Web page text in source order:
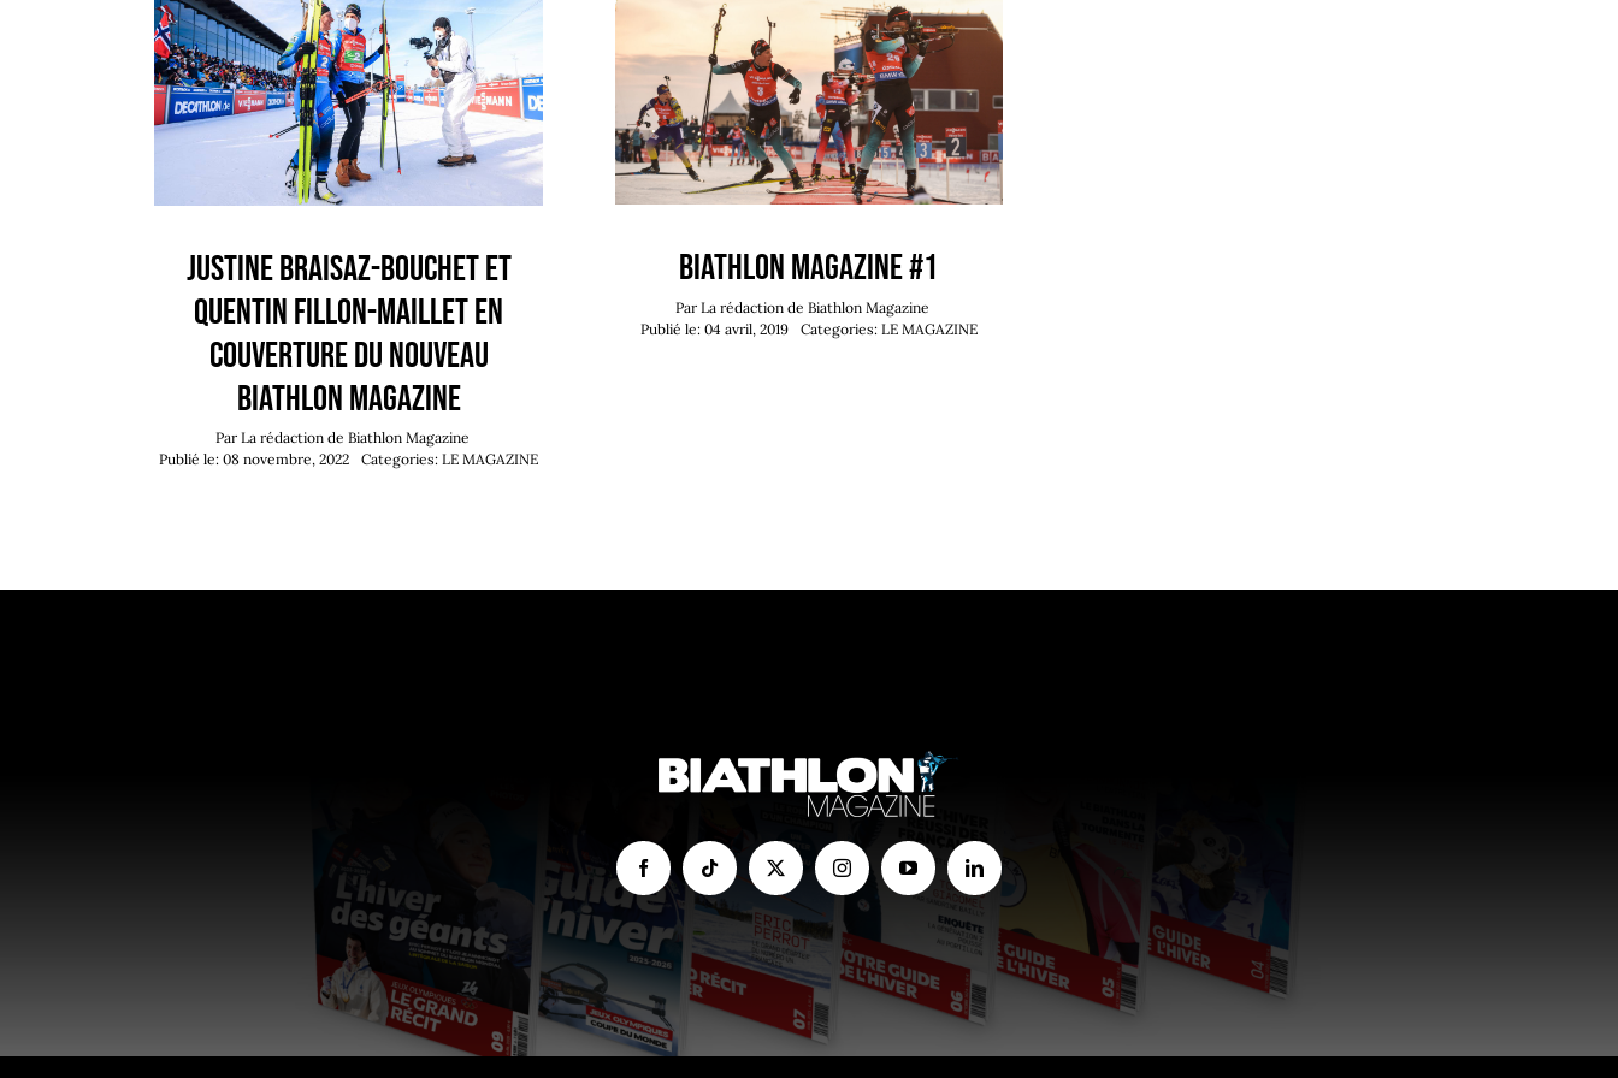
Justine Braisaz-Bouchet et
Quentin Fillon-Maillet en
couverture du nouveau
Biathlon Magazine
ParLa rédaction de Biathlon Magazine
Publié le: 08 novembre, 2022
Categories:LE MAGAZINE
Biathlon Magazine #1
ParLa rédaction de Biathlon Magazine
Publié le: 04 avril, 2019
Categories: LE MAGAZINE